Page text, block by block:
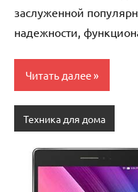
заслуженной
надежности,
Читать далее
Техника для дома